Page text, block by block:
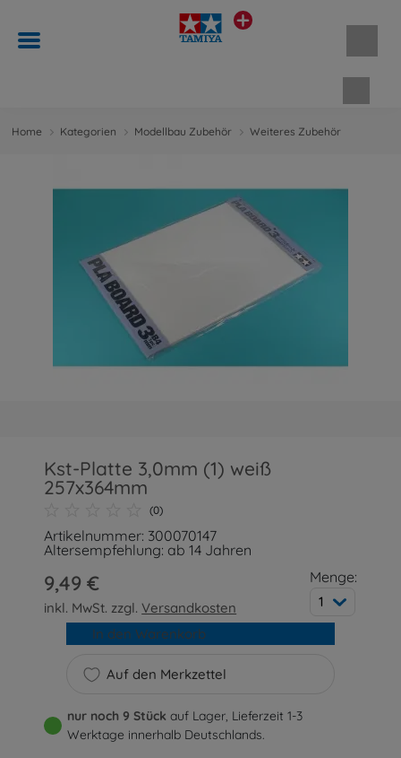
Home Kategorien Modellbau Zubehör Weiteres Zubehör
Kst-Platte 3,0mm (1) weiß
257x364mm
(0)
Artikelnummer: 300070147
Altersempfehlung: ab 14 Jahren
9,49 €
inkl. MwSt. zzgl.Versandkosten
Menge:
1
Auf den Merkzettel
In den Warenkorb
nur noch 9 Stück auf Lager, Lieferzeit 1-3
Werktage innerhalb Deutschlands.